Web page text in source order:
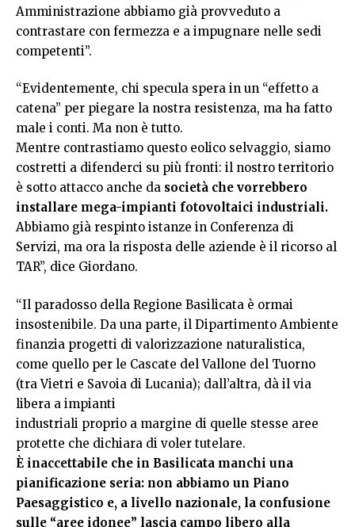
Amministrazione abbiamo già provveduto a
contrastare con fermezza e a impugnare nelle sedi
competenti”.
“Evidentemente, chi specula spera in un “effetto a
catena” per piegare la nostra resistenza, ma ha fatto
male i conti. Ma non è tutto.
Mentre contrastiamo questo eolico selvaggio, siamo
costretti a difenderci su più fronti: il nostro territorio
è sotto attacco anche da società che vorrebbero
installare mega-impianti fotovoltaici industriali.
Abbiamo già respinto istanze in Conferenza di
Servizi, ma ora la risposta delle aziende è il ricorso al
TAR”, dice Giordano.
“Il paradosso della Regione Basilicata è ormai
insostenibile. Da una parte, il Dipartimento Ambiente
finanzia progetti di valorizzazione naturalistica,
come quello per le Cascate del Vallone del Tuorno
(tra Vietri e Savoia di Lucania); dall’altra, dà il via
libera a impianti
industriali proprio a margine di quelle stesse aree
protette che dichiara di voler tutelare.
È inaccettabile che in Basilicata manchi una
pianificazione seria: non abbiamo un Piano
Paesaggistico e, a livello nazionale, la confusione
sulle “aree idonee” lascia campo libero alla